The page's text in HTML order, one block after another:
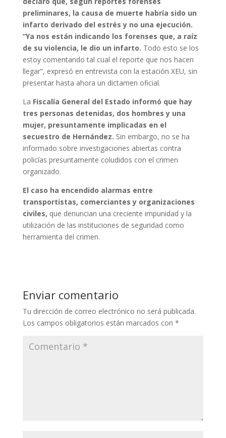
preliminares, la causa de muerte habría sido un
infarto derivado del estrés y no una ejecución.
“Ya nos están indicando los forenses que, a raíz
de su violencia, le dio un infarto. Todo esto se los
estoy comentando tal cual el reporte que nos hacen
llegar”, expresó en entrevista con la estación XEU, sin
presentar hasta ahora un dictamen oficial.
La Fiscalía General del Estado informó que hay
tres personas detenidas, dos hombres y una
mujer, presuntamente implicadas en el
secuestro de Hernández. Sin embargo, no se ha
informado sobre investigaciones abiertas contra
policías presuntamente coludidos con el crimen
organizado.
El caso ha encendido alarmas entre
transportistas, comerciantes y organizaciones
civiles, que denuncian una creciente impunidad y la
utilización de las instituciones de seguridad como
herramienta del crimen.
Enviar comentario
Tu dirección de correo electrónico no será publicada.
Los campos obligatorios están marcados con *